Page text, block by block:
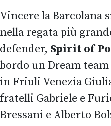
Vincere la Barcolana
nella regata più
defender, Spirit of
bordo un Dream team
in Friuli Venezia
fratelli Gabriele e
Bressani e Alberto